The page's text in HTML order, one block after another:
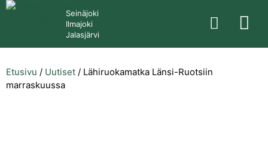
Seinäjoki
Ilmajoki
Jalasjärvi
Etusivu / Uutiset / Lähiruokamatka Länsi-Ruotsiin
marraskuussa